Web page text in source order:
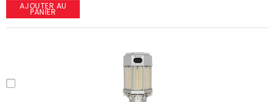
AJOUTER AU
PANIER